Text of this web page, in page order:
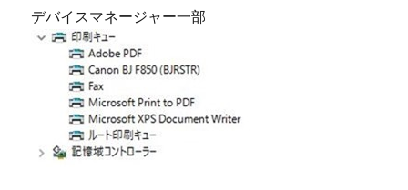
デバイスマネージャー一部